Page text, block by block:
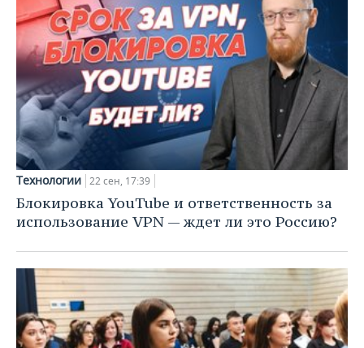
Технологии 22 сен, 17:39
Блокировка YouTube и ответственность за
использование VPN — ждет ли это Россию?